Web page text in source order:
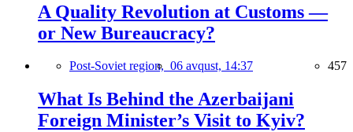
A Quality Revolution at Customs —
or New Bureaucracy?
Post-Soviet region, 06 avqust, 14:37 457
What Is Behind the Azerbaijani
Foreign Minister’s Visit to Kyiv?